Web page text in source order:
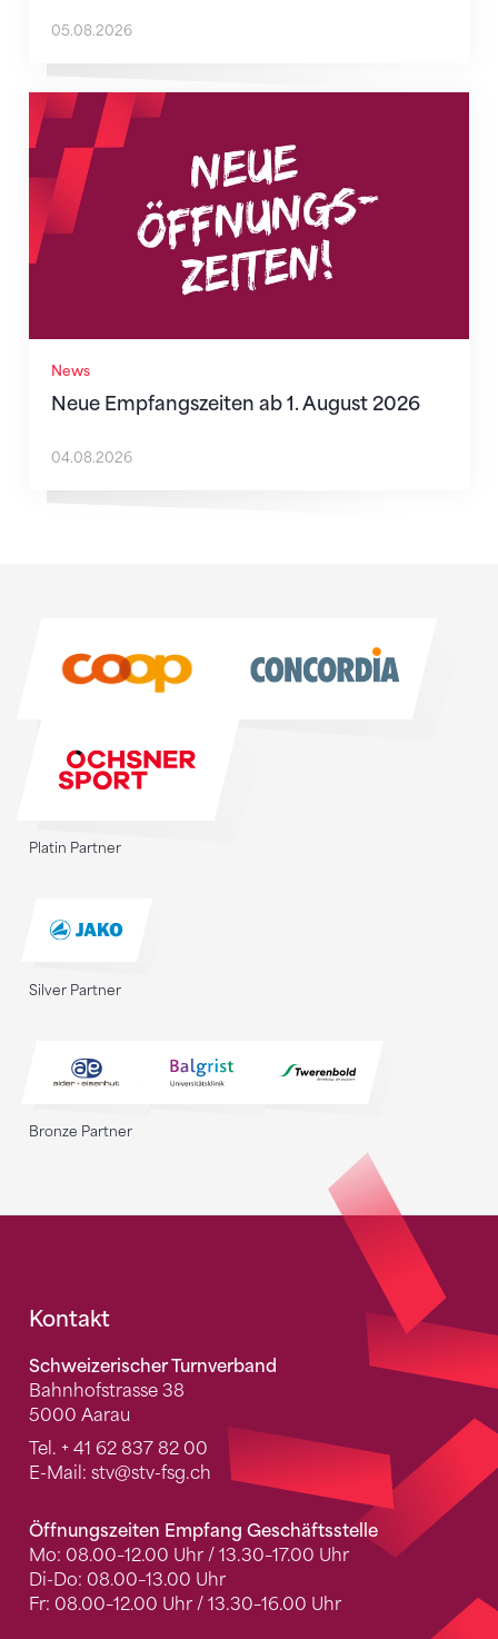
05.08.2026
News
Neue Empfangszeiten ab 1. August 2026
Neue Empfangszeiten ab 1. August 2026
04.08.2026
Platin Partner
Silver Partner
Bronze Partner
Fusszeile
Kontakt
Schweizerischer Turnverband
Bahnhofstrasse 38
5000 Aarau
Tel. + 41 62 837 82 00
E-Mail: stv@stv-fsg.ch
Öffnungszeiten Empfang Geschäftsstelle
Mo: 08.00–12.00 Uhr / 13.30–17.00 Uhr
Di-Do: 08.00–13.00 Uhr
Fr: 08.00–12.00 Uhr / 13.30–16.00 Uhr